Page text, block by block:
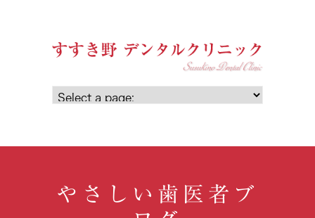
やさしい歯医者ブ